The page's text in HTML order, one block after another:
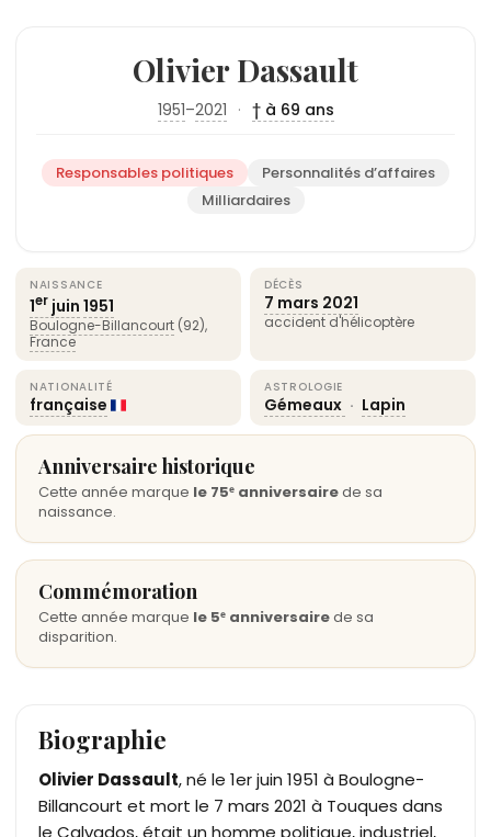
Olivier Dassault
1951–2021 · † à 69 ans
Responsables politiques
Personnalités d’affaires
Milliardaires
NAISSANCE
1er juin 1951
Boulogne-Billancourt (92),
France
DÉCÈS
7 mars 2021
accident d'hélicoptère
NATIONALITÉ
française
ASTROLOGIE
Gémeaux · Lapin
Anniversaire historique
Cette année marque le 75ᵉ anniversairede sa
naissance.
Commémoration
Cette année marque le 5ᵉ anniversairede sa
disparition.
Biographie
Olivier Dassault, né le 1er juin 1951 à Boulogne-
Billancourt et mort le 7 mars 2021 à Touques dans
le Calvados, était un homme politique, industriel,